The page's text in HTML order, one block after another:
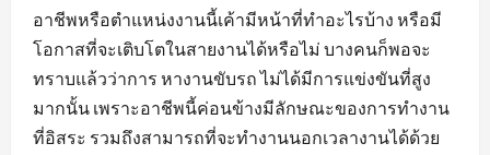
อาชีพหรือตำแหน่งงานนี้เค้ามีหน้าที่ทำอะไรบ้าง หรือมี
โอกาสที่จะเติบโตในสายงานได้หรือไม่ บางคนก็พอจะ
ทราบแล้วว่าการ หางานขับรถ ไม่ได้มีการแข่งขันที่สูง
มากนั้น เพราะอาชีพนี้ค่อนข้างมีลักษณะของการทำงาน
ที่อิสระ รวมถึงสามารถที่จะทำงานนอกเวลางานได้ด้วย